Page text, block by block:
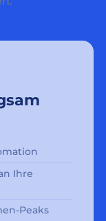
Ihre
Peaks